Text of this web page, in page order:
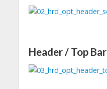
Header / Top Bar